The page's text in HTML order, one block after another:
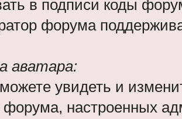
в подписи коды
форума
аватара:
увидеть и
форума, настроенных